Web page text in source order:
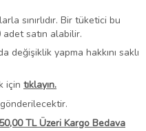
sınırlıdır. Bir tüketici bu
satın alabilir.
değişiklik yapma hakkını saklı
için tıklayın.
TL Üzeri Kargo Bedava